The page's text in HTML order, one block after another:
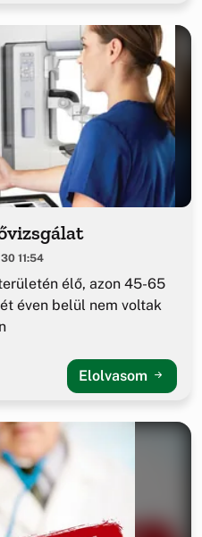
11:54
élő, azon 45-65
éven belül nem voltak
Elolvasom